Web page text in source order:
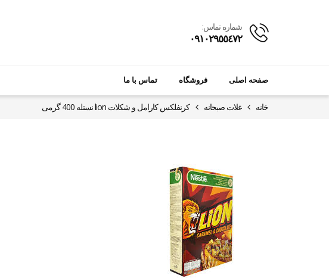
شماره تماس:
٠٩١٠٢٩٥٥٤٧٢
صفحه اصلی فروشگاه تماس با ما
خانه غلات صبحانه کرنفلکس کارامل و شکلات lion نستله 400 گرمی